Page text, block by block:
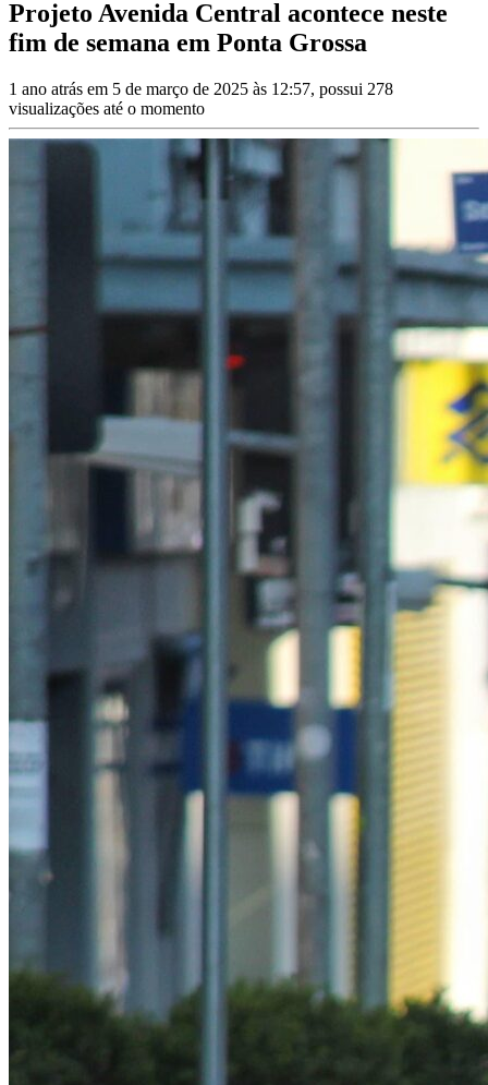
Projeto Avenida Central acontece neste
fim de semana em Ponta Grossa
1 ano atrás em 5 de março de 2025 às 12:57, possui 278
visualizações até o momento